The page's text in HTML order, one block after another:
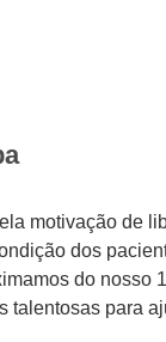
motivação de
dos
do nosso
talentosas para